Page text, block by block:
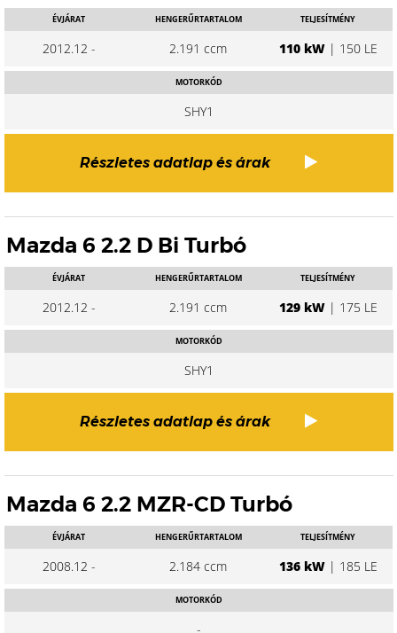
ÉVJÁRAT
2012.12 -
HENGERŰRTARTALOM
2.191 ccm
TELJESÍTMÉNY
110 kW| 150 LE
MOTORKÓD
SHY1
Részletes adatlap és árak
Mazda 6 2.2 D Bi Turbó
ÉVJÁRAT
2012.12 -
HENGERŰRTARTALOM
2.191 ccm
TELJESÍTMÉNY
129 kW| 175 LE
MOTORKÓD
SHY1
Részletes adatlap és árak
Mazda 6 2.2 MZR-CD Turbó
ÉVJÁRAT
2008.12 -
HENGERŰRTARTALOM
2.184 ccm
TELJESÍTMÉNY
136 kW| 185 LE
MOTORKÓD
-